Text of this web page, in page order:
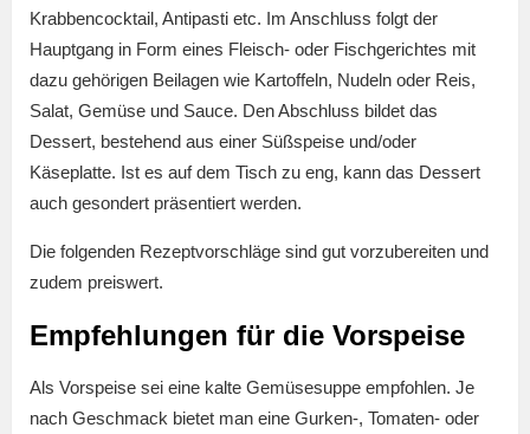
Krabbencocktail, Antipasti etc. Im Anschluss folgt der
Hauptgang in Form eines Fleisch- oder Fischgerichtes mit
dazu gehörigen Beilagen wie Kartoffeln, Nudeln oder Reis,
Salat, Gemüse und Sauce. Den Abschluss bildet das
Dessert, bestehend aus einer Süßspeise und/oder
Käseplatte. Ist es auf dem Tisch zu eng, kann das Dessert
auch gesondert präsentiert werden.
Die folgenden Rezeptvorschläge sind gut vorzubereiten und
zudem preiswert.
Empfehlungen für die Vorspeise
Als Vorspeise sei eine kalte Gemüsesuppe empfohlen. Je
nach Geschmack bietet man eine Gurken-, Tomaten- oder